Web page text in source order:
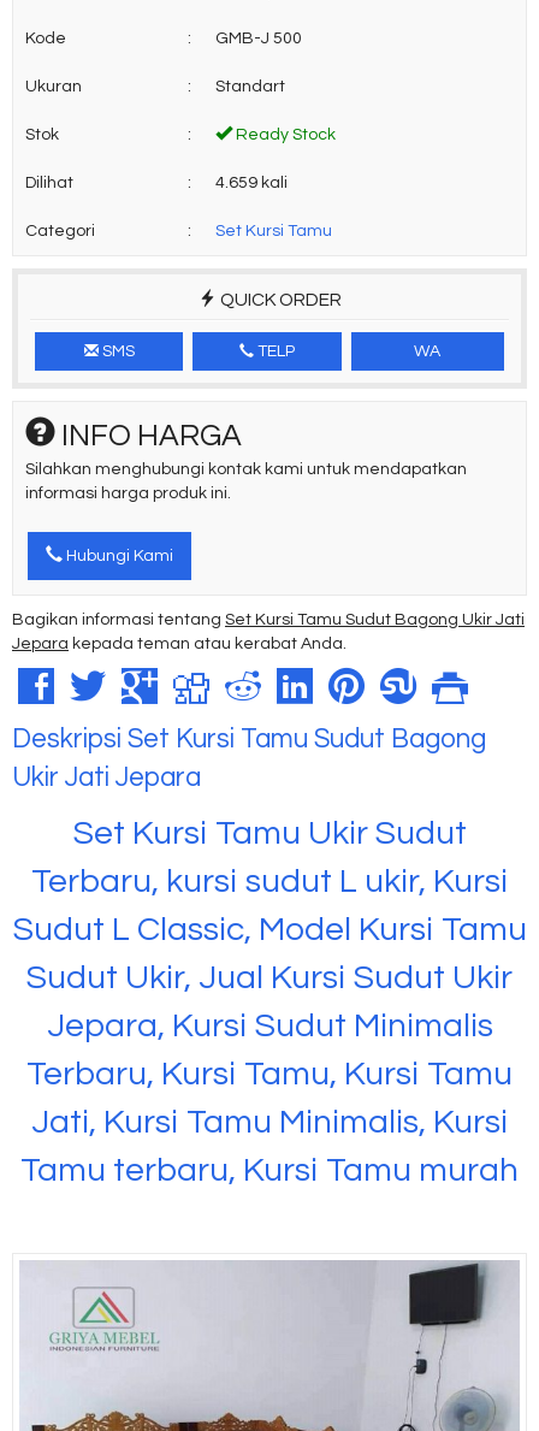
Kode : GMB-J 500
Ukuran : Standart
Stok : Ready Stock
Dilihat : 4.659 kali
Categori : Set Kursi Tamu
QUICK ORDER
SMS TELP WA
INFO HARGA
Silahkan menghubungi kontak kami untuk mendapatkan
informasi harga produk ini.
Hubungi Kami
Bagikan informasi tentang Set Kursi Tamu Sudut Bagong Ukir Jati
Jepara kepada teman atau kerabat Anda.
Deskripsi Set Kursi Tamu Sudut Bagong
Ukir Jati Jepara
Set Kursi Tamu Ukir Sudut
Terbaru, kursi sudut L ukir, Kursi
Sudut L Classic, Model Kursi Tamu
Sudut Ukir, Jual Kursi Sudut Ukir
Jepara, Kursi Sudut Minimalis
Terbaru, Kursi Tamu, Kursi Tamu
Jati, Kursi Tamu Minimalis, Kursi
Tamu terbaru, Kursi Tamu murah